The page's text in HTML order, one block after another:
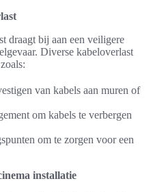
draagt bij aan een veiligere
Diverse kabeloverlast
van kabels aan muren of
om kabels te verbergen
om te zorgen voor een
installatie